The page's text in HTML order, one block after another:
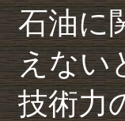
石油に
えない
技術力